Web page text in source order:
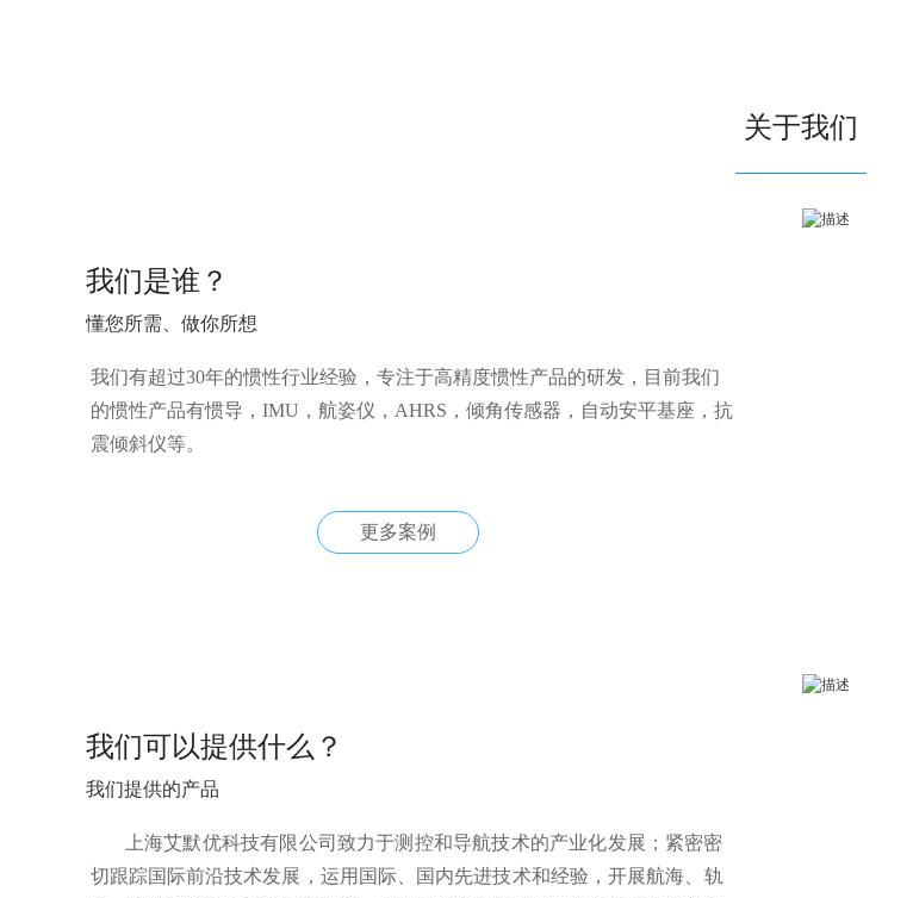
关于我们
我们是谁？
懂您所需、做你所想
我们有超过30年的惯性行业经验，专注于高精度惯性产品的研发，目前我们
的惯性产品有惯导，IMU，航姿仪，AHRS，倾角传感器，自动安平基座，抗
震倾斜仪等。
我们可以提供什么？
我们提供的产品
上海艾默优科技有限公司致力于测控和导航技术的产业化发展；紧密密
切跟踪国际前沿技术发展，运用国际、国内先进技术和经验，开展航海、轨